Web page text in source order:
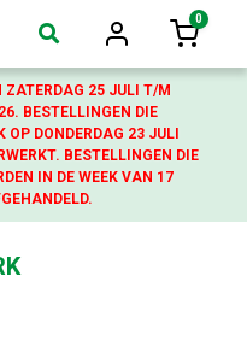
Login
0
ZATERDAG 25 JULI T/M
BESTELLINGEN DIE
OP DONDERDAG 23 JULI
BESTELLINGEN DIE
IN DE WEEK VAN 17